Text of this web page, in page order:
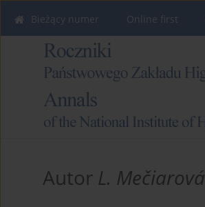
Bieżący numer Online first
Autor L. Mečiarová